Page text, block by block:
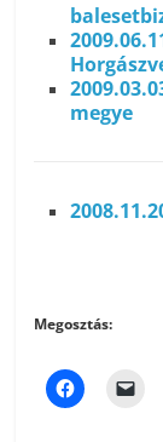
megye
Megosztás: